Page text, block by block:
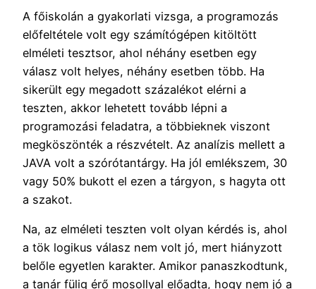
A főiskolán a gyakorlati vizsga, a programozás
előfeltétele volt egy számítógépen kitöltött
elméleti tesztsor, ahol néhány esetben egy
válasz volt helyes, néhány esetben több. Ha
sikerült egy megadott százalékot elérni a
teszten, akkor lehetett tovább lépni a
programozási feladatra, a többieknek viszont
megköszönték a részvételt. Az analízis mellett a
JAVA volt a szórótantárgy. Ha jól emlékszem, 30
vagy 50% bukott el ezen a tárgyon, s hagyta ott
a szakot.
Na, az elméleti teszten volt olyan kérdés is, ahol
a tök logikus válasz nem volt jó, mert hiányzott
belőle egyetlen karakter. Amikor panaszkodtunk,
a tanár fülig érő mosollyal előadta, hogy nem jó a